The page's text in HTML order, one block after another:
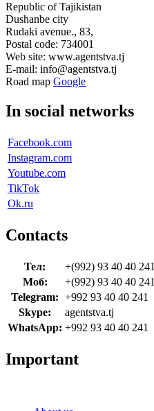
Republic of Tajikistan
Dushanbe city
Rudaki avenue., 83,
Postal code: 734001
Web site: www.agentstva.tj
E-mail: info@agentstva.tj
Road map Google
In social networks
Facebook.com
Instagram.com
Youtube.com
TikTok
Ok.ru
Contacts
Тел:
+(992) 93 40 40 241
Моб:
+(992) 93 40 40 241
Telegram: +992 93 40 40 241
Skype:
agentstva.tj
WhatsApp: +992 93 40 40 241
Important